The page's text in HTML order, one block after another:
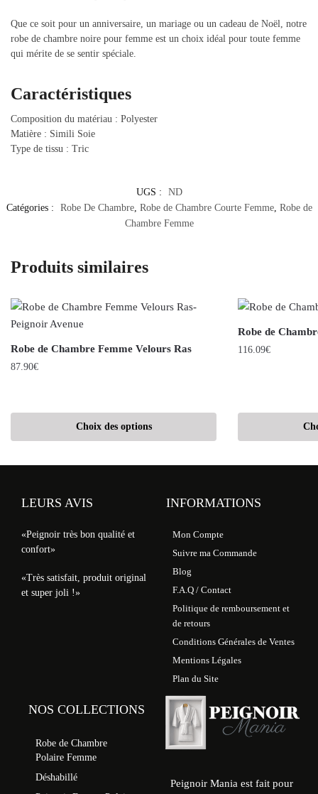
Que ce soit pour un anniversaire, un mariage ou un cadeau de Noël, notre
robe de chambre noire pour femme est un choix idéal pour toute femme
qui mérite de se sentir spéciale.
Caractéristiques
Composition du matériau : Polyester
Matière : Simili Soie
Type de tissu : Tric
UGS :
ND
Catégories :
Robe De Chambre, Robe de Chambre Courte Femme, Robe de
Chambre Femme
Produits similaires
Robe de Chambre Femme Velours Ras
87.90€
Choix des options
Robe de
116.09€
LEURS AVIS
«Peignoir très bon qualité et
confort»
«Très satisfait, produit original
et super joli !»
INFORMATIONS
Mon Compte
Suivre ma Commande
Blog
F.A.Q / Contact
Politique de remboursement et
de retours
Conditions Générales de Ventes
Mentions Légales
Plan du Site
NOS COLLECTIONS
Robe de Chambre
Polaire Femme
Déshabillé
Peignoir Mania est fait pour